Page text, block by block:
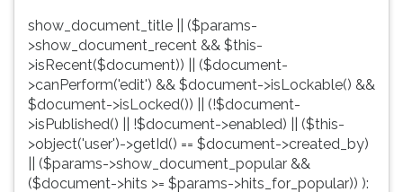
livros,
biografias,
profissões,
simulados
comentados.
Acessibilidade
pular
essa
leitura
pressione
depois
show_document_title || ($params-
>show_document_recent && $this-
>isRecent($document)) || ($document-
>canPerform('edit') && $document->isLockable() &&
$document->isLocked()) || (!$document-
>isPublished() || !$document->enabled) || ($this-
>object('user')->getId() == $document->created_by)
|| ($params->show_document_popular &&
($document->hits >= $params->hits_for_popular)) ):